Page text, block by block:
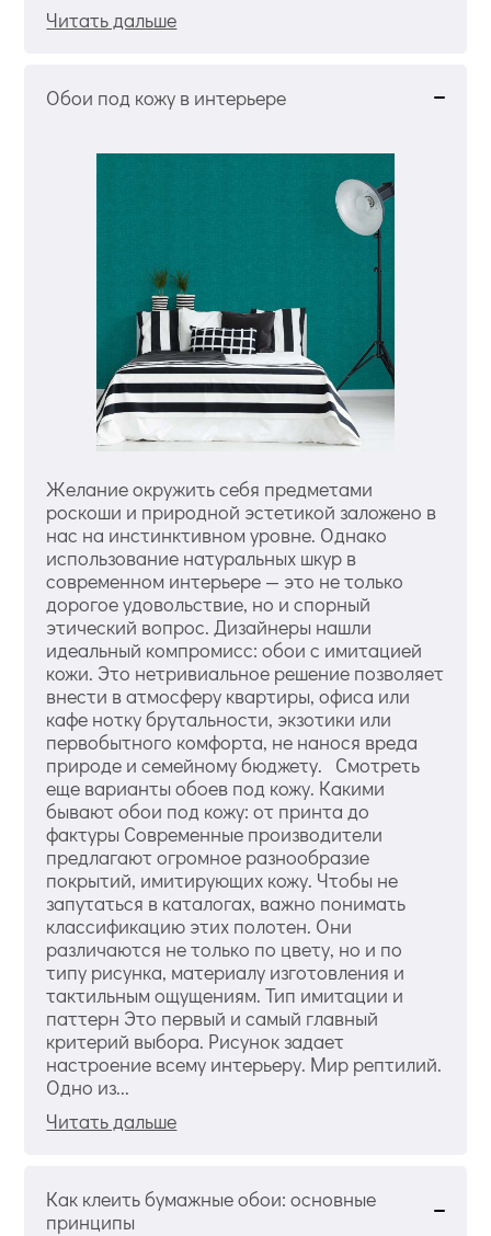
Читать дальше
Обои под кожу в интерьере
Желание окружить себя предметами
роскоши и природной эстетикой заложено в
нас на инстинктивном уровне. Однако
использование натуральных шкур в
современном интерьере — это не только
дорогое удовольствие, но и спорный
этический вопрос. Дизайнеры нашли
идеальный компромисс: обои с имитацией
кожи. Это нетривиальное решение позволяет
внести в атмосферу квартиры, офиса или
кафе нотку брутальности, экзотики или
первобытного комфорта, не нанося вреда
природе и семейному бюджету. Смотреть
еще варианты обоев под кожу. Какими
бывают обои под кожу: от принта до
фактуры Современные производители
предлагают огромное разнообразие
покрытий, имитирующих кожу. Чтобы не
запутаться в каталогах, важно понимать
классификацию этих полотен. Они
различаются не только по цвету, но и по
типу рисунка, материалу изготовления и
тактильным ощущениям. Тип имитации и
паттерн Это первый и самый главный
критерий выбора. Рисунок задает
настроение всему интерьеру. Мир рептилий.
Одно из...
Читать дальше
Как клеить бумажные обои: основные
принципы